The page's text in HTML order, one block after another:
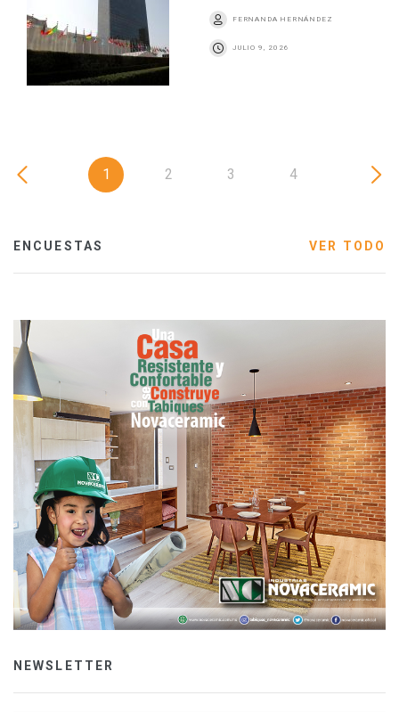
FERNANDA HERNÁNDEZ
JULIO 9, 2026
1 2 3 4
ENCUESTAS VER TODO
NEWSLETTER